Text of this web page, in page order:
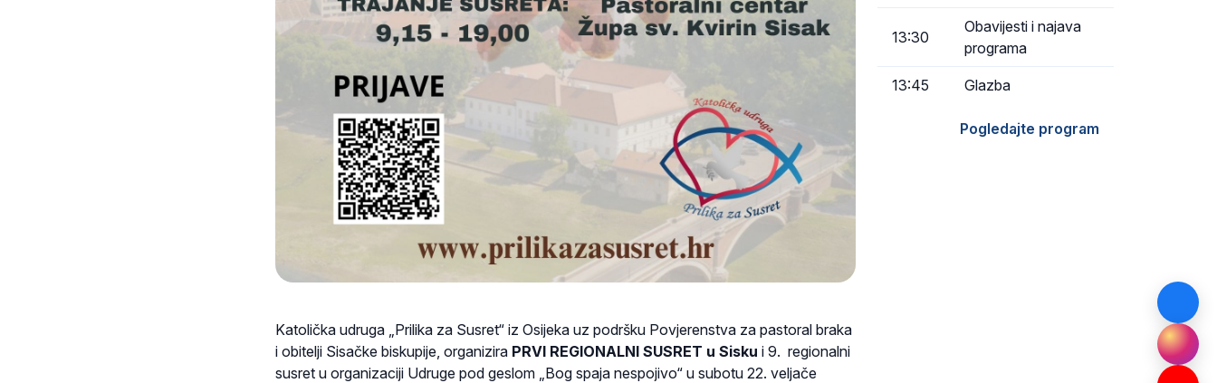
Katolička udruga „Prilika za Susret“ iz Osijeka uz podršku Povjerenstva za pastoral braka
i obitelji Sisačke biskupije, organizira PRVI REGIONALNI SUSRET u Sisku i 9. regionalni
susret u organizaciji Udruge pod geslom „Bog spaja nespojivo“ u subotu 22. veljače
13:30
Obavijesti i najava
programa
13:45 Glazba
Pogledajte program